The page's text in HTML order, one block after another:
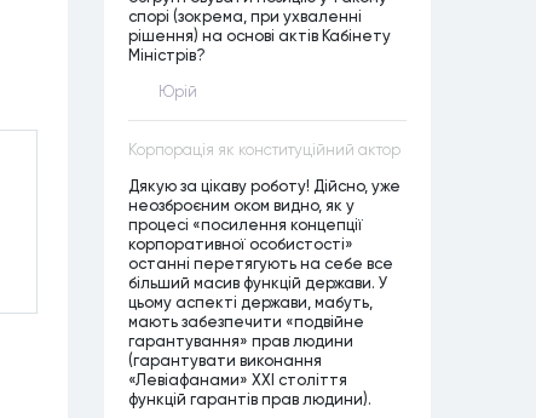
спорі (зокрема, при ухваленні
рішення) на основі актів Кабінету
Міністрів?
Юрій
Корпорація як конституційний актор
Дякую за цікаву роботу! Дійсно, уже
неозброєним оком видно, як у
процесі «посилення концепції
корпоративної особистості»
останні перетягують на себе все
більший масив функцій держави. У
цьому аспекті держави, мабуть,
мають забезпечити «подвійне
гарантування» прав людини
(гарантувати виконання
«Левіафанами» ХХІ століття
функцій гарантів прав людини).